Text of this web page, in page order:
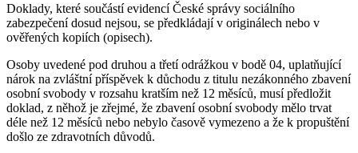
Doklady, které součástí evidencí České správy sociálního
zabezpečení dosud nejsou, se předkládají v originálech nebo v
ověřených kopiích (opisech).
Osoby uvedené pod druhou a třetí odrážkou v bodě 04, uplatňující
nárok na zvláštní příspěvek k důchodu z titulu nezákonného zbavení
osobní svobody v rozsahu kratším než 12 měsíců, musí předložit
doklad, z něhož je zřejmé, že zbavení osobní svobody mělo trvat
déle než 12 měsíců nebo nebylo časově vymezeno a že k propuštění
došlo ze zdravotních důvodů.